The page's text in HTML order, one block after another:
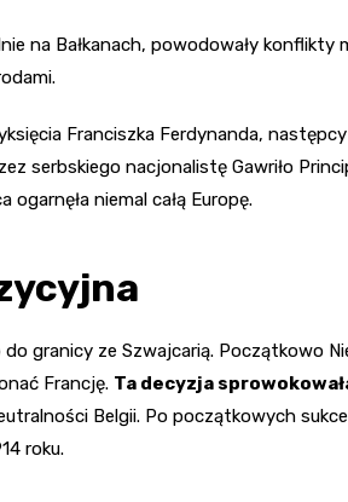
na Bałkanach, powodowały konflikty
Franciszka Ferdynanda,
serbskiego nacjonalistę Gawriło
niemal całą Europę.
granicy ze Szwajcarią. Początkowo
Francję. Ta decyzja
Belgii. Po początkowych
roku.